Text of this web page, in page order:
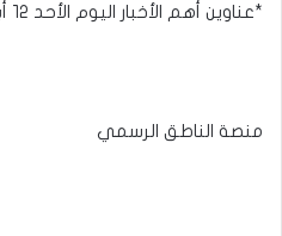
*عناوين أهم الأخبار اليوم الأحد ١٢ أبريل ٢٠٢٦م*
منصة الناطق الرسمي​​